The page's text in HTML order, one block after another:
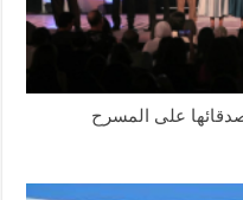
على المسرح